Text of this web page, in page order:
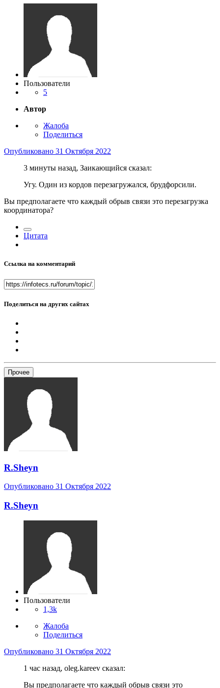
Пользователи
5
Автор
Жалоба
Поделиться
Опубликовано 31 Октября 2022
3 минуты назад, Заикающийся сказал:
Угу. Один из кордов перезагружался, брудфорсили.
Вы предполагаете что каждый обрыв связи это перезагрузка
координатора?
Цитата
Ссылка на комментарий
Поделиться на других сайтах
Прочее
R.Sheyn
Опубликовано 31 Октября 2022
R.Sheyn
Пользователи
1,3k
Жалоба
Поделиться
Опубликовано 31 Октября 2022
1 час назад, oleg.kareev сказал:
Вы предполагаете что каждый обрыв связи это